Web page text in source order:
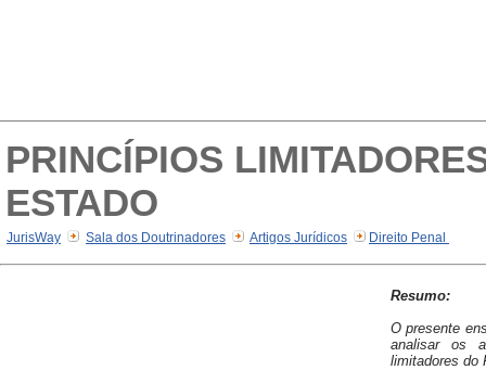
PRINCÍPIOS
ESTADO
JurisWay Sala dos Doutrinadores Artigos Jurídicos Direito Penal
Resumo:
O presente
analisar os
limitadores do